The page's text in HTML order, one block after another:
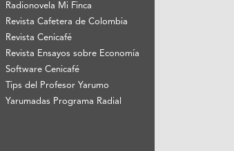
Radionovela Mi Finca
Revista Cafetera de Colombia
Revista Cenicafé
Revista Ensayos sobre Economía
Software Cenicafé
Tips del Profesor Yarumo
Yarumadas Programa Radial